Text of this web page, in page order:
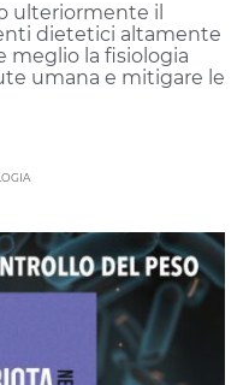
ulteriormente il
dietetici altamente
meglio la fisiologia
umana e mitigare le